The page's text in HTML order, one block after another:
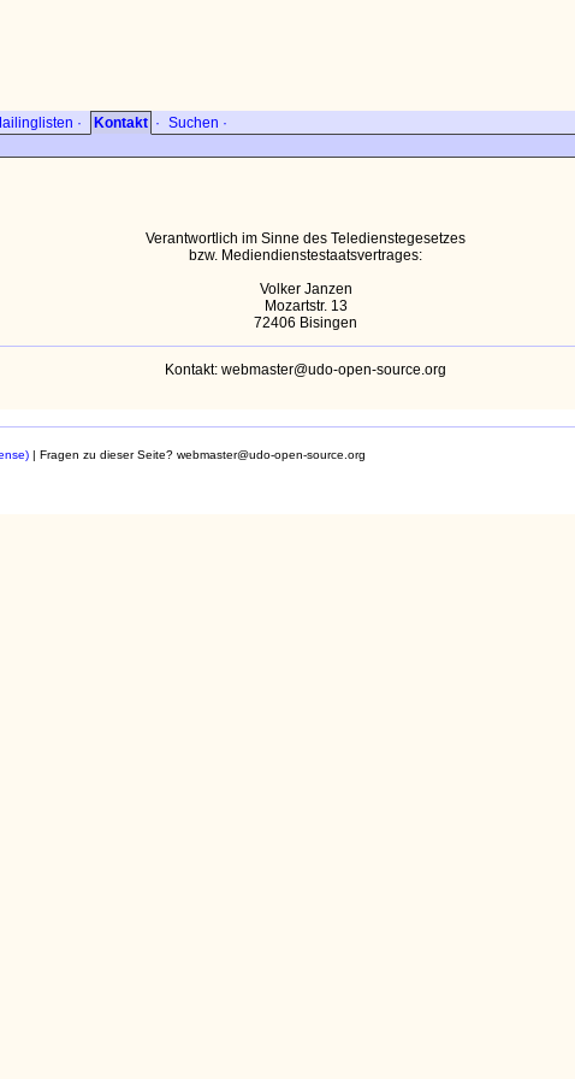
· Kontakt · Suchen ·
Verantwortlich im Sinne des Teledienstegesetzes
bzw. Mediendienstestaatsvertrages:
Volker Janzen
Mozartstr. 13
72406 Bisingen
Kontakt: webmaster@udo-open-source.org
| Fragen zu dieser Seite? webmaster@udo-open-source.org